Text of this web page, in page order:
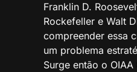
Franklin D.
Rockefeller e Walt
compreender essa
um problema
Surge então o